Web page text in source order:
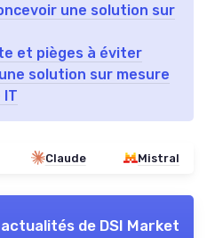
une solution sur
et pièges à éviter
solution sur mesure
Claude Mistral
de DSI Market